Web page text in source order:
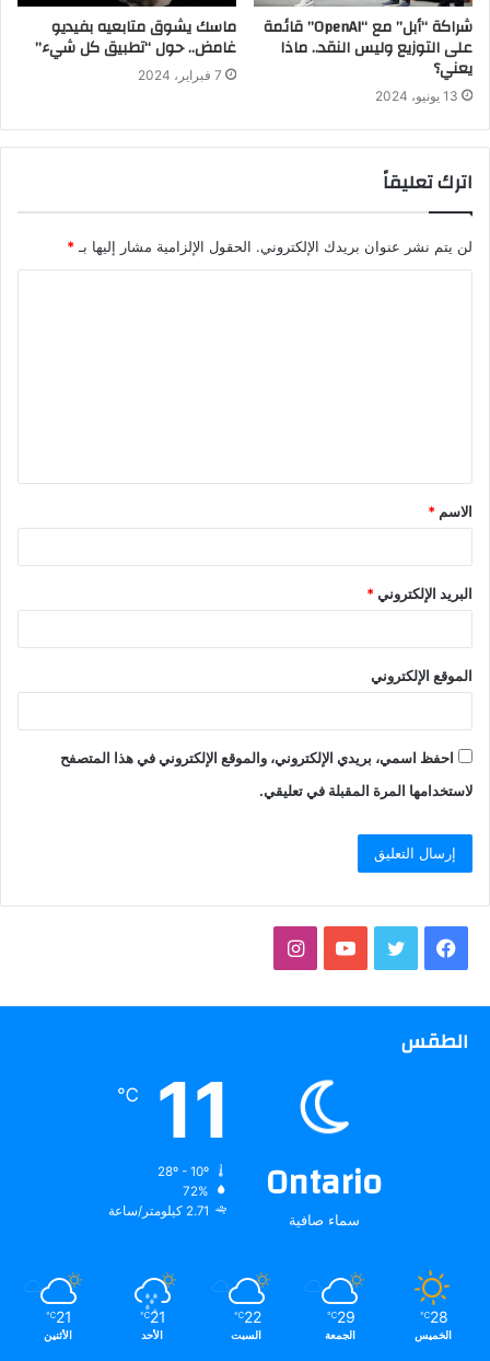
شراكة “أبل” مع “OpenAI” قائمة
على التوزيع وليس النقد.. ماذا
يعني؟
13 يونيو، 2024
ماسك يشوق متابعيه بفيديو
غامض.. حول “تطبيق كل شيء”
7 فبراير، 2024
اترك تعليقاً
لن يتم نشر عنوان بريدك الإلكتروني. الحقول الإلزامية مشار إليها بـ *
الاسم *
البريد الإلكتروني*
الموقع الإلكتروني
احفظ اسمي، بريدي الإلكتروني، والموقع الإلكتروني في هذا المتصفح
لاستخدامها المرة المقبلة في تعليقي.
فيسبوك تويتر يوتيوبانستقرام
الطقس
Ontario
سماء صافية
11
℃
72%
2.71 كيلومتر/ساعة
28
℃
الخميس
29
℃
الجمعة
22
℃
السبت
21
℃
الأحد
21
℃
الأثنين